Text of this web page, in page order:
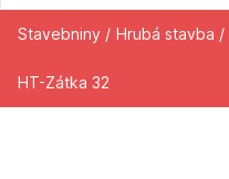
Stavebniny / Hrubá stavba /
HT-Zátka 32